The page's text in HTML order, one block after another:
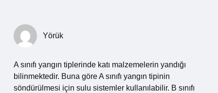
Yörük
A sınıfı yangın tiplerinde katı malzemelerin yandığı
bilinmektedir. Buna göre A sınıfı yangın tipinin
söndürülmesi için sulu sistemler kullanılabilir. B sınıfı